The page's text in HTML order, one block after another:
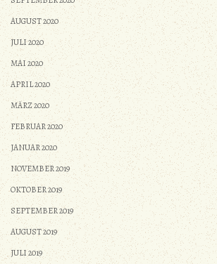
AUGUST 2020
JULI 2020
MAI 2020
APRIL 2020
MÄRZ 2020
FEBRUAR 2020
JANUAR 2020
NOVEMBER 2019
OKTOBER 2019
SEPTEMBER 2019
AUGUST 2019
JULI 2019